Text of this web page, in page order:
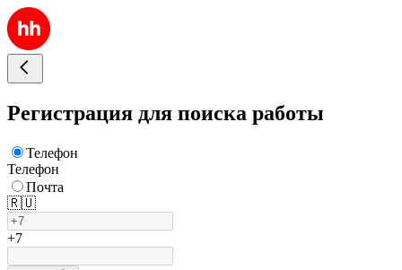
Регистрация для поиска работы
Телефон
Телефон
Почта
🇷🇺
+7